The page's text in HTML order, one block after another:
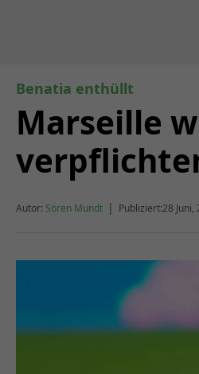
Benatia enthüllt
Marseille
Autor: Sören Mundt | Publiziert:28 Juni,